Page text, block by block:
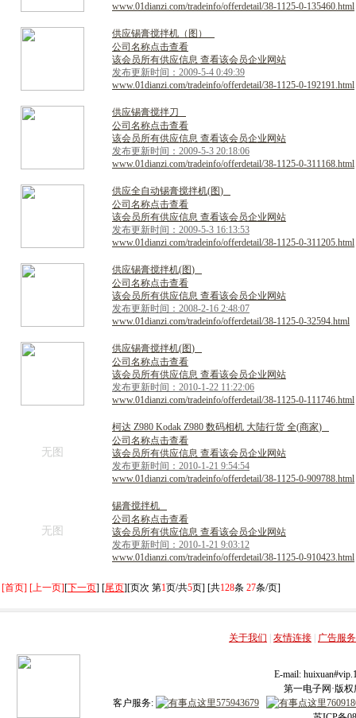
www.01dianzi.com/tradeinfo/offerdetail/38-1125-0-135460.html
供应锡膏搅拌机 （ 图 ）
公司名称点击查看
该会员所有供应信息 查看该会员企业网站
发布更新时间：2009-5-4 0:49:39
www.01dianzi.com/tradeinfo/offerdetail/38-1125-0-192191.html
供应锡膏搅拌刀
公司名称点击查看
该会员所有供应信息 查看该会员企业网站
发布更新时间：2009-5-3 20:18:06
www.01dianzi.com/tradeinfo/offerdetail/38-1125-0-311168.html
供应全自动锡膏搅拌机(图)
公司名称点击查看
该会员所有供应信息 查看该会员企业网站
发布更新时间：2009-5-3 16:13:53
www.01dianzi.com/tradeinfo/offerdetail/38-1125-0-311205.html
供应锡膏搅拌机(图)
公司名称点击查看
该会员所有供应信息 查看该会员企业网站
发布更新时间：2008-2-16 2:48:07
www.01dianzi.com/tradeinfo/offerdetail/38-1125-0-32594.html
供应锡膏搅拌机(图)
公司名称点击查看
该会员所有供应信息 查看该会员企业网站
发布更新时间：2010-1-22 11:22:06
www.01dianzi.com/tradeinfo/offerdetail/38-1125-0-111746.html
无图
柯达 Z980 Kodak Z980 数码相机 大陆行货 全(商家)
公司名称点击查看
该会员所有供应信息 查看该会员企业网站
发布更新时间：2010-1-21 9:54:54
www.01dianzi.com/tradeinfo/offerdetail/38-1125-0-909788.html
无图
锡膏搅拌机
公司名称点击查看
该会员所有供应信息 查看该会员企业网站
发布更新时间：2010-1-21 9:03:12
www.01dianzi.com/tradeinfo/offerdetail/38-1125-0-910423.html
[首页] [上一页][下一页] [尾页][页次 第1页/共5页] [共128条 27条/页]
关于我们 友情连接 广告服务
E-mail:
第一电子网·版权
客户服务: